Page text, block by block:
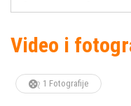
Video i
1 Fotografije